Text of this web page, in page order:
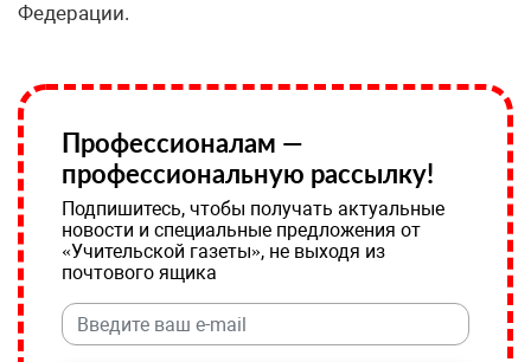
Федерации.
Профессионалам —
профессиональную рассылку!
Подпишитесь, чтобы получать актуальные
новости и специальные предложения от
«Учительской газеты», не выходя из
почтового ящика